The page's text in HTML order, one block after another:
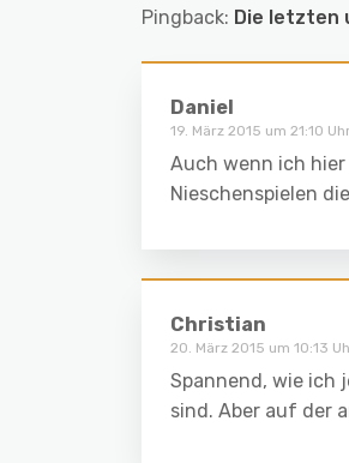
Pingback: Die letzten
Daniel
19. März 2015 um 21:10 Uhr
Auch wenn ich
Nieschenspielen
Christian
20. März 2015 um 10:13
Spannend, wie ich
sind. Aber auf der